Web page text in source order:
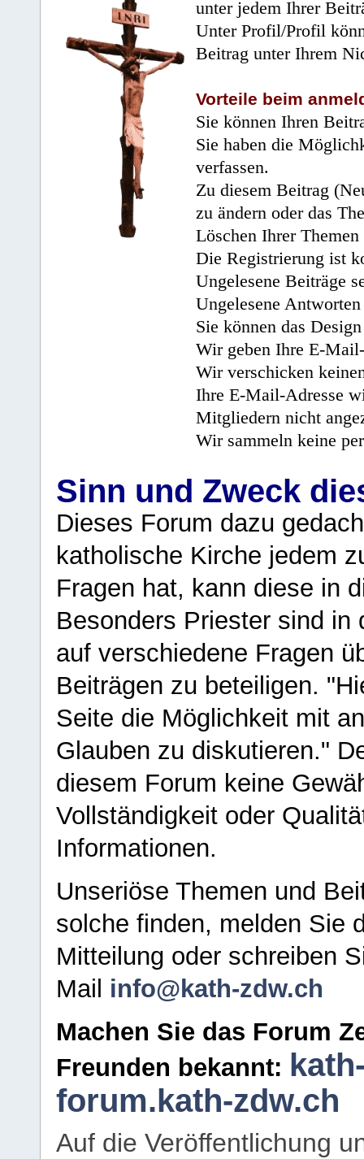
unter jedem Ihrer
Unter Profil/Profil
Beitrag unter Ihrem
Vorteile beim
Sie können Ihren
Sie haben die
verfassen.
Zu diesem Beitrag
zu ändern oder das
Löschen Ihrer
Die Registrierung ist
Ungelesene Beiträge
Ungelesene
Sie können das
Wir geben Ihre E-
Wir verschicken
Ihre E-Mail-Adresse
Mitgliedern nicht
Wir sammeln keine
Sinn und Zweck
Dieses Forum dazu
katholische Kirche jedem
Fragen hat, kann diese in
Besonders Priester sind in
auf verschiedene Fragen
Beiträgen zu beteiligen.
Seite die Möglichkeit mit
Glauben zu diskutieren."
diesem Forum keine
Vollständigkeit oder
Informationen.
Unseriöse Themen und
solche finden, melden Sie
Mitteilung oder schreiben
Mail info@kath-zdw.ch
Machen Sie das Forum
Freunden bekannt:
forum.kath-zdw.ch
Auf die Veröffentlichung